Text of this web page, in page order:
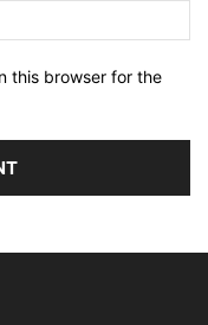
this browser for the